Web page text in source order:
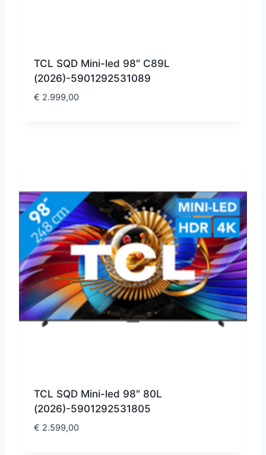
TCL SQD Mini-led 98″ C89L
(2026)-5901292531089
€ 2.999,00
TCL SQD Mini-led 98″ 80L
(2026)-5901292531805
€ 2.599,00